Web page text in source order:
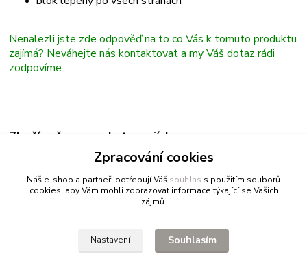
Nenalezli jste zde odpověď na to co Vás k tomuto produktu
zajímá? Neváhejte nás kontaktovat a my Váš dotaz rádi
zodpovíme.
Zboží zařazeno v kategoriích
- vše pro fitnessProfitpsa.cz- vše pro psy
Bestgreen.cz
- ječmen a chlorella
Zpracování cookies
Náš e-shop a partneři potřebují Váš souhlas s použitím souborů
cookies, aby Vám mohli zobrazovat informace týkající se Vašich
zájmů.
Nastavení Souhlasím